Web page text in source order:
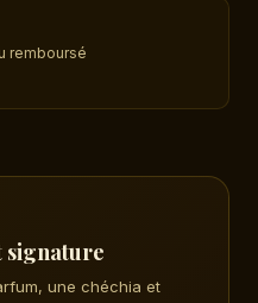
remboursé
signature
une chéchia et